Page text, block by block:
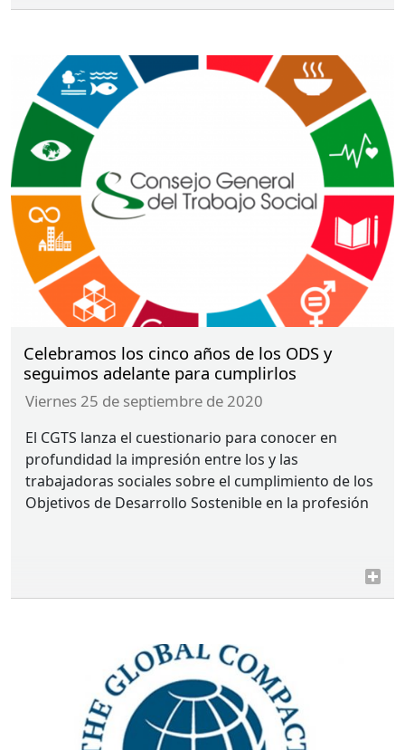
Celebramos los cinco años de los ODS y
seguimos adelante para cumplirlos
viernes 25 de septiembre de 2020
El CGTS lanza el cuestionario para conocer en
profundidad la impresión entre los y las
trabajadoras sociales sobre el cumplimiento de los
Objetivos de Desarrollo Sostenible en la profesión